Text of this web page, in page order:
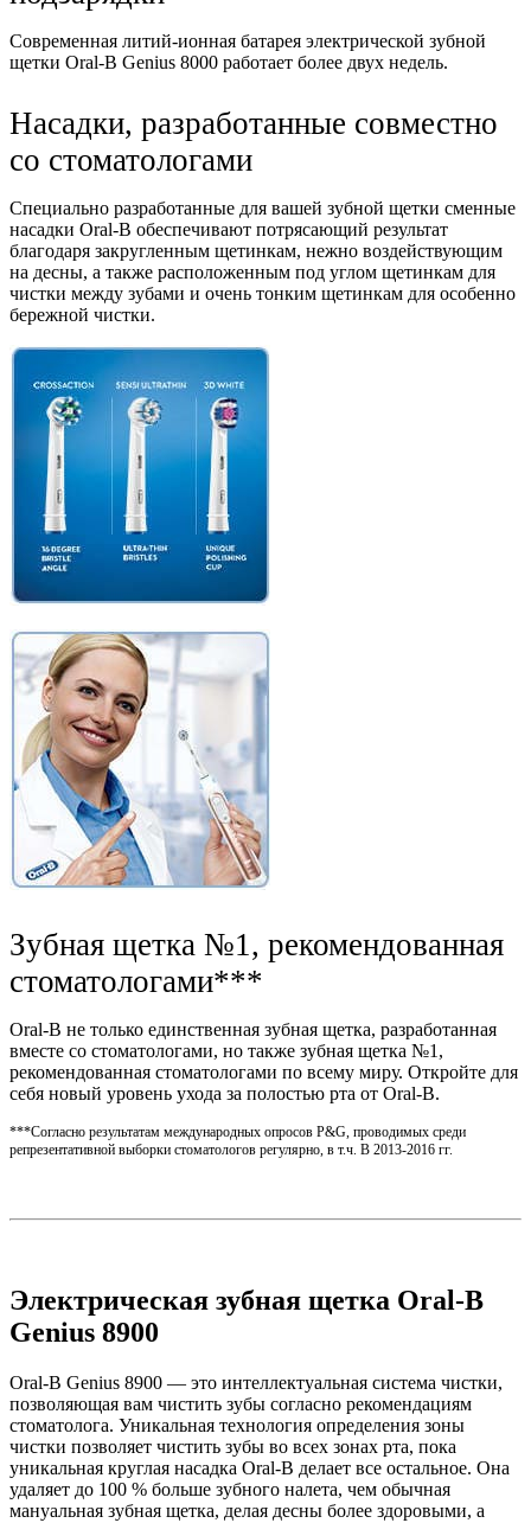
Современная литий-ионная батарея электрической зубной
щетки Oral-B Genius 8000 работает более двух недель.
Насадки, разработанные совместно
со стоматологами
Специально разработанные для вашей зубной щетки сменные
насадки Oral-B обеспечивают потрясающий результат
благодаря закругленным щетинкам, нежно воздействующим
на десны, а также расположенным под углом щетинкам для
чистки между зубами и очень тонким щетинкам для особенно
бережной чистки.
Зубная щетка №1, рекомендованная
стоматологами***
Oral-B не только единственная зубная щетка, разработанная
вместе со стоматологами, но также зубная щетка №1,
рекомендованная стоматологами по всему миру. Откройте для
себя новый уровень ухода за полостью рта от Oral-B.
***Согласно результатам международных опросов P&G, проводимых среди
репрезентативной выборки стоматологов регулярно, в т.ч. В 2013-2016 гг.
Электрическая зубная щетка Oral-B
Genius 8900
Oral-B Genius 8900 — это интеллектуальная система чистки,
позволяющая вам чистить зубы согласно рекомендациям
стоматолога. Уникальная технология определения зоны
чистки позволяет чистить зубы во всех зонах рта, пока
уникальная круглая насадка Oral-B делает все остальное. Она
удаляет до 100 % больше зубного налета, чем обычная
мануальная зубная щетка, делая десны более здоровыми, а